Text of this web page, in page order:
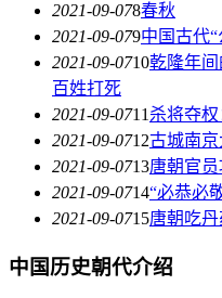
2021-09-078春秋
2021-09-079中国古代
2021-09-0710乾隆年
百姓打死
2021-09-0711 杀将夺
2021-09-0712古城南
2021-09-0713唐朝官
2021-09-0714“必恭必
2021-09-0715唐朝吃
中国历史朝代介绍